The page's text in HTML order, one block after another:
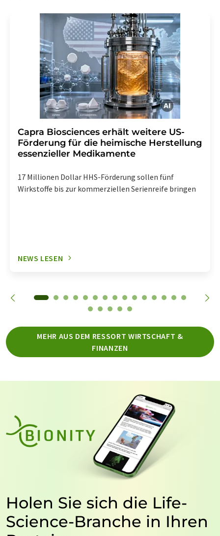
Capra Biosciences erhält weitere US-
Förderung für die heimische Herstellung
essenzieller Medikamente
17 Millionen Dollar HHS-Förderung sollen fünf
Wirkstoffe bis zur kommerziellen Serienreife bringen
NEWS LESEN
MEHR AUS DEM RESSORT WIRTSCHAFT &
FINANZEN
Holen Sie sich die Life-
Science-Branche in Ihren